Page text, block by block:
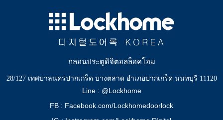
กลอนประตูดิจิตอลล็อคโฮม
28/127 เทศบาลนครปากเกร็ด บางตลาด อำเภอปากเกร็ด นนทบุรี 11120
Line : @Lockhome
FB : Facebook.com/Lockhomedoorlock